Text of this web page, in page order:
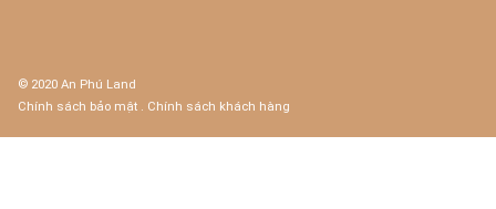
© 2020 An Phú Land
Chính sách bảo mật . Chính sách khách hàng